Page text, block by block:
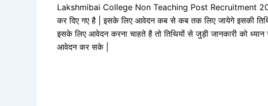
Lakshmibai College Non Teaching Post Recruitment
कर दिए गए है | इसके लिए आवेदन कब से कब तक लिए जायेगे इसकी तिथि
इसके लिए आवेदन करना चाहते है तो तिथियों से जुड़ी जानकारी को
आवेदन कर सके |